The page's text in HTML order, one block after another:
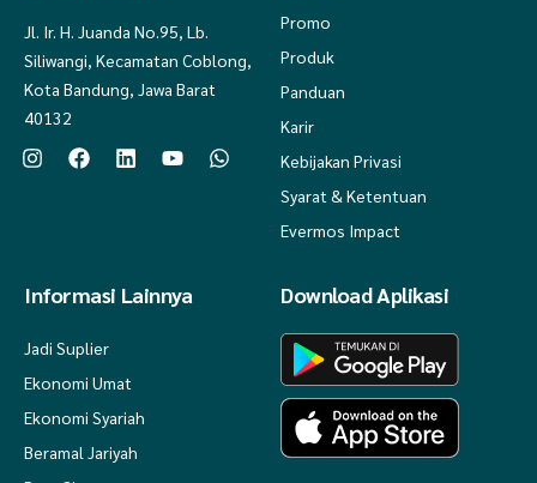
Jl. Ir. H. Juanda No.95, Lb.
Siliwangi, Kecamatan Coblong,
Kota Bandung, Jawa Barat
40132
Promo
Produk
Panduan
Karir
Kebijakan Privasi
Syarat & Ketentuan
Evermos Impact
Informasi Lainnya
Jadi Suplier
Ekonomi Umat
Ekonomi Syariah
Beramal Jariyah
Download Aplikasi